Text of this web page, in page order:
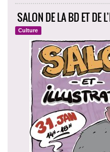
SALON DE LA BD ET DE
Culture